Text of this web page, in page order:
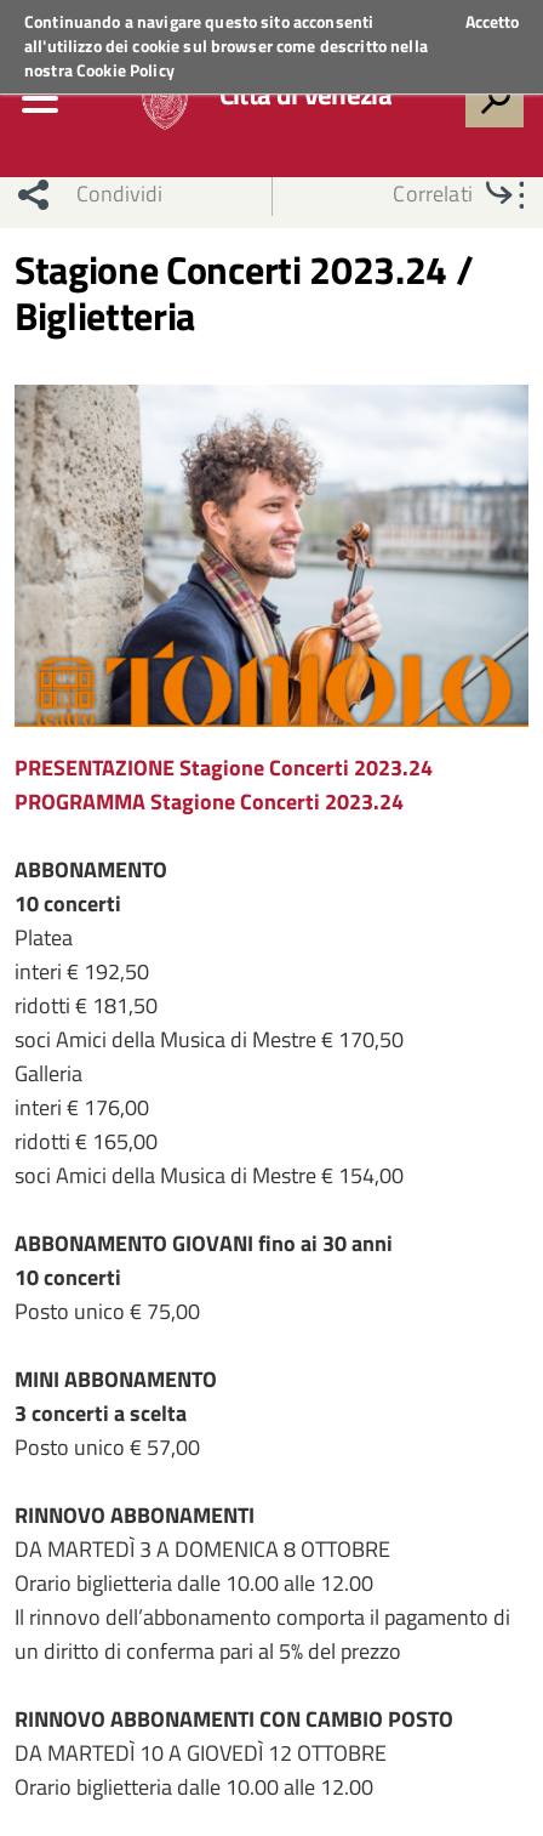
Continuando a navigare questo sito acconsenti
all'utilizzo dei cookie sul browser come descritto nella
nostraCookie Policy
Accetto
Regione VenetoACCEDI AI SERVIZI
Città di Venezia
Condividi Correlati
Stagione Concerti 2023.24 /
Biglietteria
PRESENTAZIONE Stagione Concerti 2023.24
PROGRAMMA Stagione Concerti 2023.24
ABBONAMENTO
10 concerti
Platea
interi € 192,50
ridotti € 181,50
soci Amici della Musica di Mestre € 170,50
Galleria
interi € 176,00
ridotti € 165,00
soci Amici della Musica di Mestre € 154,00
ABBONAMENTO GIOVANI fino ai 30 anni
10 concerti
Posto unico € 75,00
MINI ABBONAMENTO
3 concerti a scelta
Posto unico € 57,00
RINNOVO ABBONAMENTI
DA MARTEDÌ 3 A DOMENICA 8 OTTOBRE
Orario biglietteria dalle 10.00 alle 12.00
Il rinnovo dell’abbonamento comporta il pagamento di
un diritto di conferma pari al 5% del prezzo
RINNOVO ABBONAMENTI CON CAMBIO POSTO
DA MARTEDÌ 10 A GIOVEDÌ 12 OTTOBRE
Orario biglietteria dalle 10.00 alle 12.00